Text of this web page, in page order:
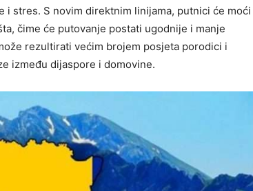
i stres. S novim direktnim linijama, putnici će moći
čime će putovanje postati ugodnije i manje
rezultirati većim brojem posjeta porodici i
između dijaspore i domovine.